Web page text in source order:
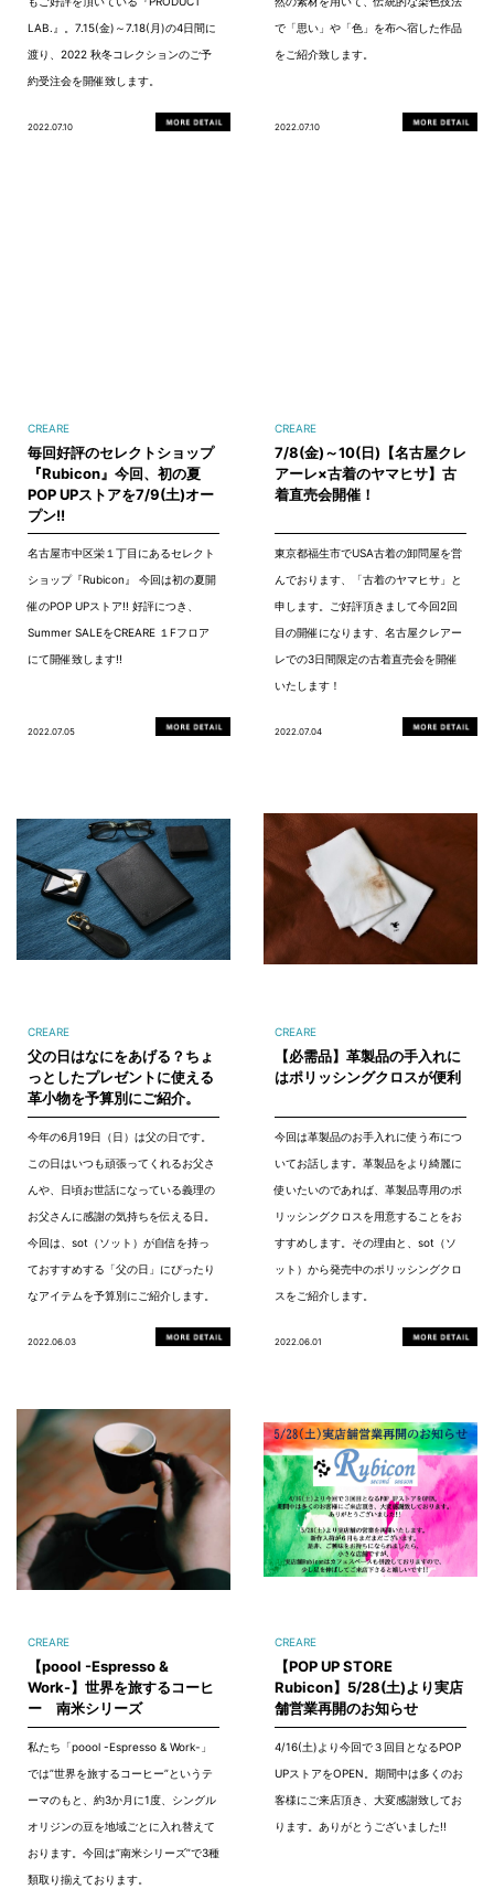
LAB.』。7.15(金)～7.18(月)の4日間に
渡り、2022 秋冬コレクションのご予
約受注会を開催致します。
2022.07.10
で「思い」や「色」を布へ宿した作品
をご紹介致します。
2022.07.10
CREARE
毎回好評のセレクトショップ
『Rubicon』今回、初の夏
POP UPストアを7/9(土)オー
プン!!
名古屋市中区栄１丁目にあるセレクト
ショップ『Rubicon』 今回は初の夏開
催のPOP UPストア!! 好評につき、
Summer SALEをCREARE １Fフロア
にて開催致します!!
2022.07.05
CREARE
7/8(金)～10(日)【名古屋クレ
アーレ×古着のヤマヒサ】古
着直売会開催！
東京都福生市でUSA古着の卸問屋を営
んでおります、「古着のヤマヒサ」と
申します。ご好評頂きまして今回2回
目の開催になります、名古屋クレアー
レでの3日間限定の古着直売会を開催
いたします！
2022.07.04
CREARE
父の日はなにをあげる？ちょ
っとしたプレゼントに使える
革小物を予算別にご紹介。
今年の6月19日（日）は父の日です。
この日はいつも頑張ってくれるお父さ
んや、日頃お世話になっている義理の
お父さんに感謝の気持ちを伝える日。
今回は、sot（ソット）が自信を持っ
ておすすめする「父の日」にぴったり
なアイテムを予算別にご紹介します。
2022.06.03
CREARE
【必需品】革製品の手入れに
はポリッシングクロスが便利
今回は革製品のお手入れに使う布につ
いてお話します。革製品をより綺麗に
使いたいのであれば、革製品専用のポ
リッシングクロスを用意することをお
すすめします。その理由と、sot（ソ
ット）から発売中のポリッシングクロ
スをご紹介します。
2022.06.01
CREARE
【poool -Espresso &
Work-】世界を旅するコーヒ
ー 南米シリーズ
私たち「poool -Espresso & Work-」
では”世界を旅するコーヒー”というテ
ーマのもと、約3か月に1度、シングル
オリジンの豆を地域ごとに入れ替えて
おります。今回は”南米シリーズ”で3種
類取り揃えております。
CREARE
【POP UP STORE
Rubicon】5/28(土)より実店
舗営業再開のお知らせ
4/16(土)より今回で３回目となるPOP
UPストアをOPEN。期間中は多くのお
客様にご来店頂き、大変感謝致してお
ります。ありがとうございました!!